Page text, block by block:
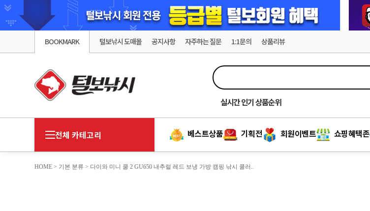
BOOKMARK 털보낚시 도매몰 공지사항 자주하는 질문 1:1문의 상품리뷰
실시간인기 상품순위
전체 카테고리 베스트상품 기획전 회원이벤트 쇼핑혜택존
HOME > 기본 분류 > 다이와 미니 쿨 2 GU650 내추럴 레드 보냉 가방 캠핑 낚시 쿨러..